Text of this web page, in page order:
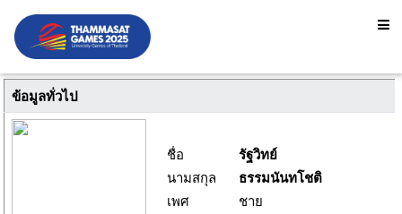
ข้อมูลทั่วไป
ชื่อ
รัฐวิทย์
นามสกุล
ธรรมนันทโชติ
เพศ
ชาย